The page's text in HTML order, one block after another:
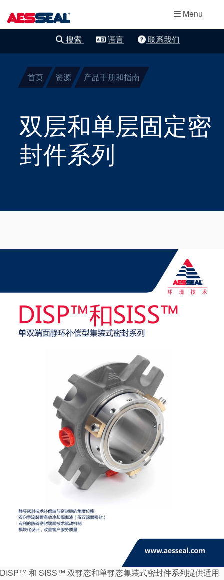
Menu
轴承保护器
集装式机械密
封
两部件密封
干气密封
盘根
密封辅助系统
认证和标准
联系我们
地点
可持续发展
搜索 语言 联系我们
首页 资源 产品手册和指南
双层和单层固定密
封件系列
DISP™ 和 SISS™ 双静态和单静态集装式密封件系列提供适用